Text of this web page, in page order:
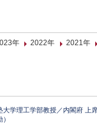
年 2022年 2021年
大学理工学部教授／内閣府 上